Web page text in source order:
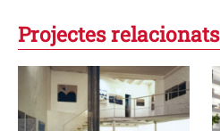
Projectes relacionats
Pink Peony,